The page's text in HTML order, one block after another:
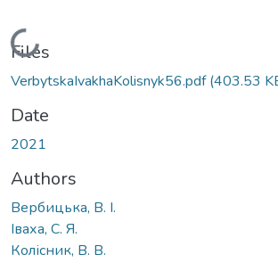
Loading...
Files
VerbytskaIvakhaKolisnyk56.pdf(403.53
Date
2021
Authors
Вербицька, В. І.
Іваха, С. Я.
Колісник, В. В.